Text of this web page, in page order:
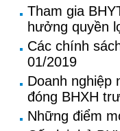
Tham gia
hưởng quyền
Các chính
01/2019
Doanh nghiệp
đóng BHXH
Những điểm